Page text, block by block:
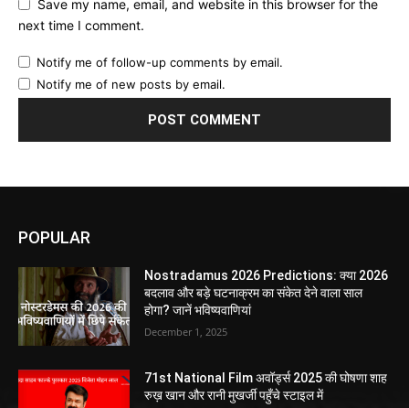
Save my name, email, and website in this browser for the
next time I comment.
Notify me of follow-up comments by email.
Notify me of new posts by email.
POPULAR
Nostradamus 2026 Predictions: क्या 2026
बदलाव और बड़े घटनाक्रम का संकेत देने वाला साल
होगा? जानें भविष्यवाणियां
December 1, 2025
71st National Film अवॉर्ड्स 2025 की घोषणा शाह
रुख़ खान और रानी मुखर्जी पहुँचे स्टाइल में